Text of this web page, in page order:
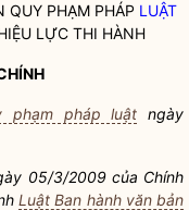
QUY PHẠM PHÁP LUẬT
LỰC THI HÀNH
phạm pháp luật ngày
05/3/2009 của Chính
Luật Ban hành văn bản